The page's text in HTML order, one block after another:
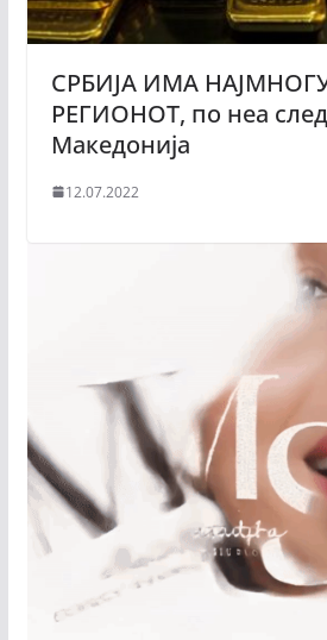
СРБИЈА ИМА
РЕГИОНОТ, по неа
Македонија
12.07.2022